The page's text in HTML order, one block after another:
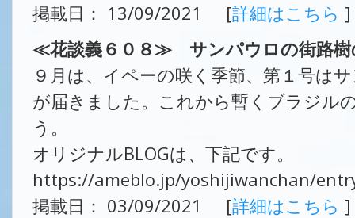
掲載日： 13/09/2021 [詳細はこちら ]
≪花談義６０８≫ サンパウロの街路
９月は、イペーの咲く季節、第１号は
が届きました。これから暫くブラジル
う。
オリジナルBLOGは、下記です。
https://ameblo.jp/yoshijiwanchan/
掲載日： 03/09/2021 [詳細はこちら ]